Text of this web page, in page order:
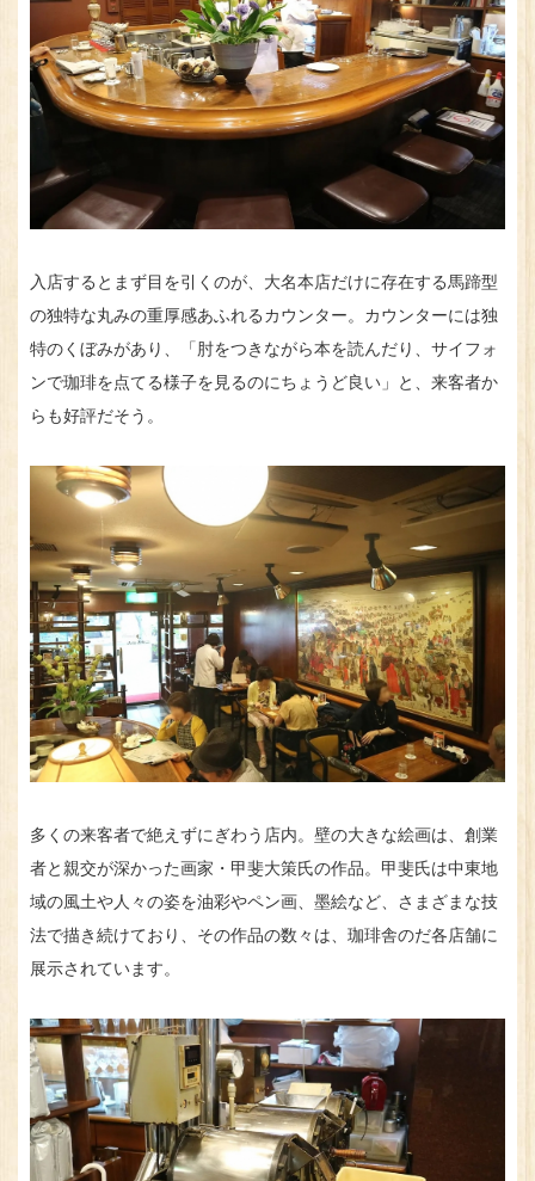
入店するとまず目を引くのが、大名本店だけに存在する馬蹄型
の独特な丸みの重厚感あふれるカウンター。カウンターには独
特のくぼみがあり、「肘をつきながら本を読んだり、サイフォ
ンで珈琲を点てる様子を見るのにちょうど良い」と、来客者か
らも好評だそう。
多くの来客者で絶えずにぎわう店内。壁の大きな絵画は、創業
者と親交が深かった画家・甲斐大策氏の作品。甲斐氏は中東地
域の風土や人々の姿を油彩やペン画、墨絵など、さまざまな技
法で描き続けており、その作品の数々は、珈琲舎のだ各店舗に
展示されています。